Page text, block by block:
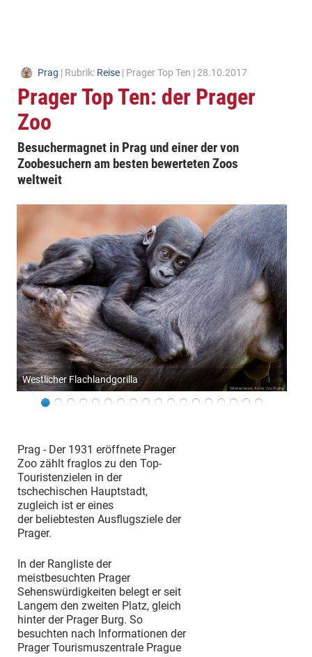
Prag | Rubrik: Reise | Prager Top Ten | 28.10.2017
Prager Top Ten: der Prager
Zoo
Besuchermagnet in Prag und einer der von
Zoobesuchern am besten bewerteten Zoos
weltweit
Westlicher Flachlandgorilla
Prag - Der 1931 eröffnete Prager
Zoo zählt fraglos zu den Top-
Touristenzielen in der
tschechischen Hauptstadt,
zugleich ist er eines
der beliebtesten Ausflugsziele der
Prager.
In der Rangliste der
meistbesuchten Prager
Sehenswürdigkeiten belegt er seit
Langem den zweiten Platz, gleich
hinter der Prager Burg. So
besuchten nach Informationen der
Prager Tourismuszentrale Prague